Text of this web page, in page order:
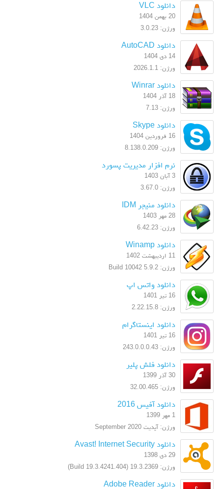
دانلود VLC
20 بهمن 1404
ورژن: 3.0.23
دانلود AutoCAD
14 دی 1404
ورژن: 2026.1.1
دانلود Winrar
18 آذر 1404
ورژن: 7.13
دانلود Skype
16 فروردین 1404
ورژن: 8.138.0.209
نرم افزار مدیریت پسورد
3 آبان 1403
ورژن: 3.67.0
دانلود منیجر IDM
28 مهر 1403
ورژن: 6.42.23
دانلود Winamp
11 اردیبهشت 1402
ورژن: 5.9.2 Build 10042
دانلود واتس اپ
16 تیر 1401
ورژن: 2.22.15.8
دانلود اینستاگرام
16 تیر 1401
ورژن: 243.0.0.0.43
دانلود فلش پلیر
30 آذر 1399
ورژن: 32.00.465
دانلود آفیس 2016
1 مهر 1399
ورژن: آپدیت September 2020
دانلود Avast! Internet Security
29 دی 1398
ورژن: 19.3.2369 (Build 19.3.4241.404)
دانلود Adobe Reader